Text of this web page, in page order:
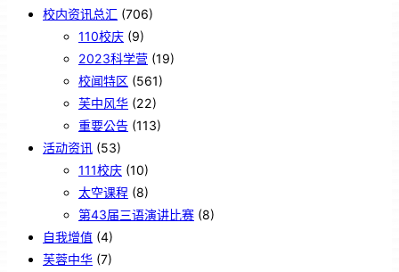
校内资讯总汇 (706)
110校庆 (9)
2023科学营 (19)
校闻特区 (561)
芙中风华 (22)
重要公告 (113)
活动资讯 (53)
111校庆 (10)
太空课程 (8)
第43届三语演讲比赛 (8)
自我增值 (4)
芙蓉中华 (7)